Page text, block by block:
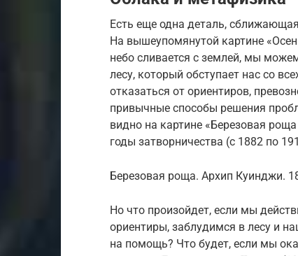
Есть еще одна деталь,
На вышеупомянутой картине
небо сливается с землей, мы
лесу, который обступает нас со
отказаться от ориентиров,
привычные способы решения
видно на картине «Березовая
годы затворничества (с 1882 по
Березовая роща. Архип Куинджи.
Но что произойдет, если мы
ориентиры, заблудимся в лесу и
на помощь? Что будет, если мы